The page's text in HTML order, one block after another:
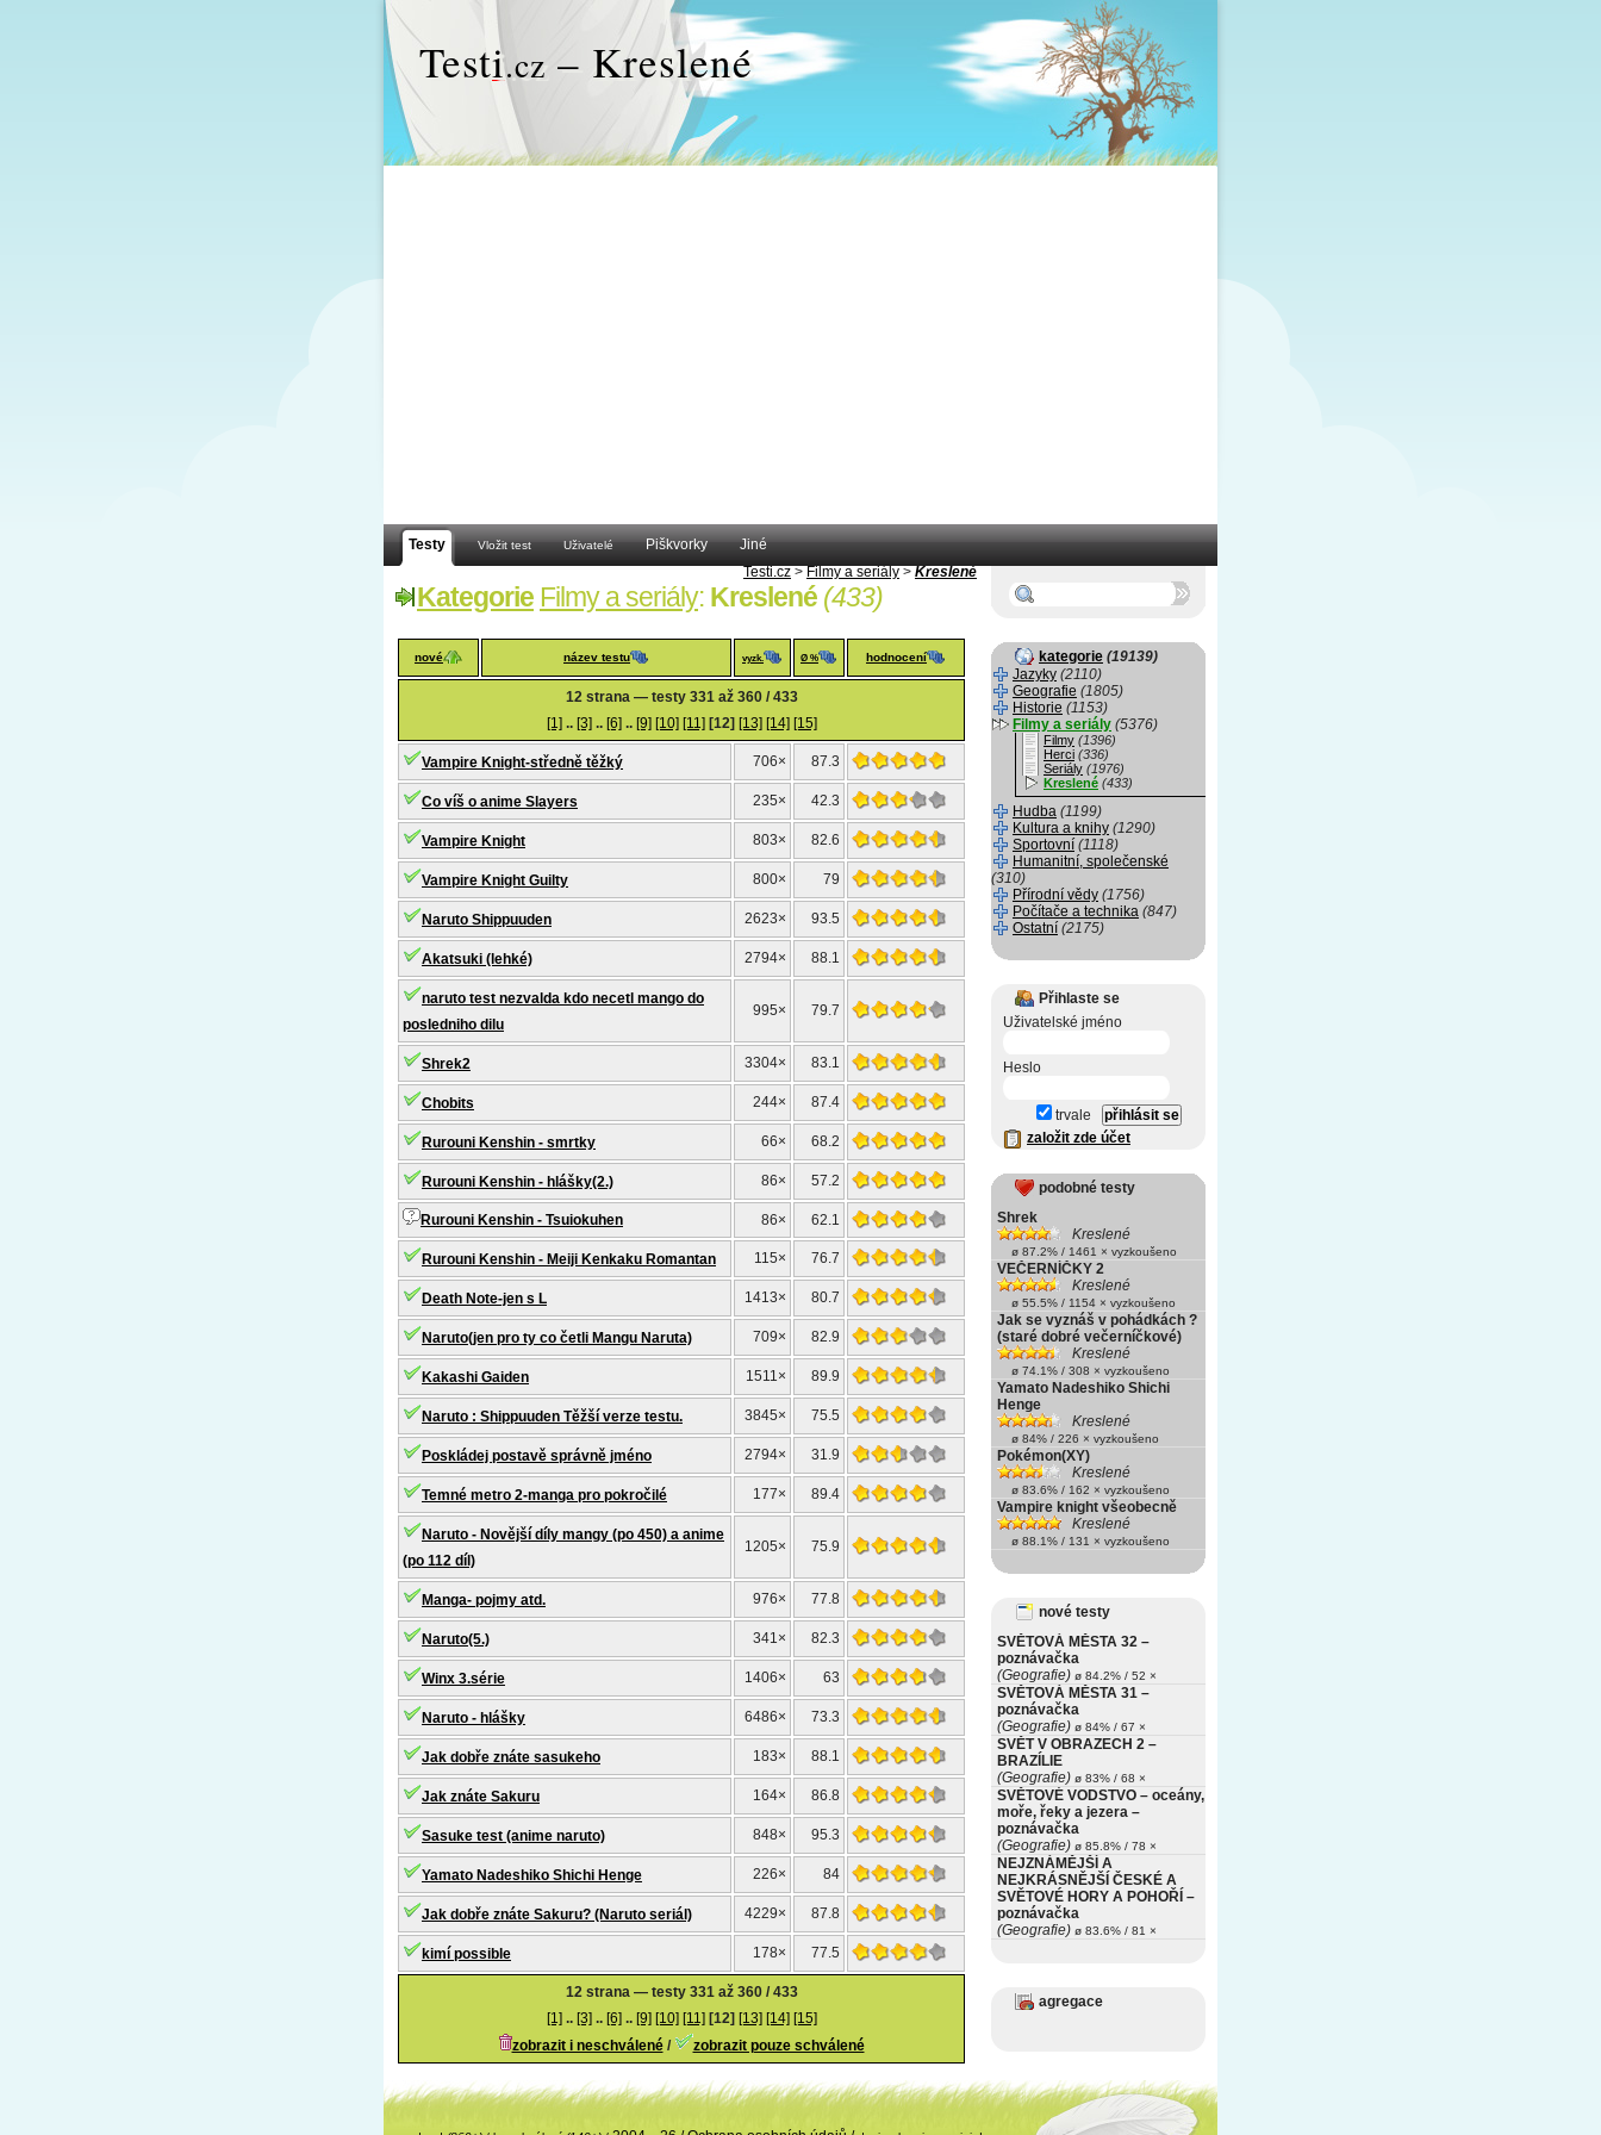
Testi.cz – Kreslené
Testy Vložit test Uživatelé Piškvorky
Jiné
Testi.cz > Filmy a seriály > Kreslené
Kategorie Filmy a seriály: Kreslené (433)
nové název testu vyzk. Ø % hodnocení
12 strana — testy 331 až 360 / 433
[1] .. [3] .. [6] .. [9] [10] [11] [12] [13] [14] [15]
Vampire Knight-středně těžký 706× 87.3
Co víš o anime Slayers 235× 42.3
Vampire Knight 803× 82.6
Vampire Knight Guilty 800× 79
Naruto Shippuuden 2623× 93.5
Akatsuki (lehké) 2794× 88.1
naruto test nezvalda kdo necetl mango do
posledniho dilu
995× 79.7
Shrek2 3304× 83.1
Chobits 244× 87.4
Rurouni Kenshin - smrtky 66× 68.2
Rurouni Kenshin - hlášky(2.) 86× 57.2
Rurouni Kenshin - Tsuiokuhen 86× 62.1
Rurouni Kenshin - Meiji Kenkaku Romantan 115× 76.7
Death Note-jen s L 1413× 80.7
Naruto(jen pro ty co četli Mangu Naruta) 709× 82.9
Kakashi Gaiden 1511× 89.9
Naruto : Shippuuden Těžší verze testu. 3845× 75.5
Poskládej postavě správně jméno 2794× 31.9
Temné metro 2-manga pro pokročilé 177× 89.4
Naruto - Novější díly mangy (po 450) a anime
(po 112 díl)
1205× 75.9
Manga- pojmy atd. 976× 77.8
Naruto(5.) 341× 82.3
Winx 3.série 1406× 63
Naruto - hlášky 6486× 73.3
Jak dobře znáte sasukeho 183× 88.1
Jak znáte Sakuru 164× 86.8
Sasuke test (anime naruto) 848× 95.3
Yamato Nadeshiko Shichi Henge 226× 84
Jak dobře znáte Sakuru? (Naruto seriál) 4229× 87.8
kimí possible 178× 77.5
12 strana — testy 331 až 360 / 433
[1] .. [3] .. [6] .. [9] [10] [11] [12] [13] [14] [15]
zobrazit i neschválené/ zobrazit pouze schválené
kategorie (19139)
Jazyky (2110)
Geografie (1805)
Historie (1153)
Filmy a seriály (5376)
Filmy (1396)
Herci (336)
Seriály (1976)
Kreslené (433)
Hudba (1199)
Kultura a knihy (1290)
Sportovní (1118)
Humanitní, společenské
(310)
Přírodní vědy (1756)
Počítače a technika (847)
Ostatní (2175)
Přihlaste se
Uživatelské jméno
Heslo
trvale
založit zde účet
podobné testy
Shrek
Kreslené
ø 87.2% / 1461 × vyzkoušeno
VEČERNÍČKY 2
Kreslené
ø 55.5% / 1154 × vyzkoušeno
Jak se vyznáš v pohádkách ?
(staré dobré večerníčkové)
Kreslené
ø 74.1% / 308 × vyzkoušeno
Yamato Nadeshiko Shichi
Henge
Kreslené
ø 84% / 226 × vyzkoušeno
Pokémon(XY)
Kreslené
ø 83.6% / 162 × vyzkoušeno
Vampire knight všeobecně
Kreslené
ø 88.1% / 131 × vyzkoušeno
nové testy
SVĚTOVÁ MĚSTA 32 –
poznávačka
(Geografie) ø 84.2% / 52 ×
SVĚTOVÁ MĚSTA 31 –
poznávačka
(Geografie) ø 84% / 67 ×
SVĚT V OBRAZECH 2 –
BRAZÍLIE
(Geografie) ø 83% / 68 ×
SVĚTOVÉ VODSTVO – oceány,
moře, řeky a jezera –
poznávačka
(Geografie) ø 85.8% / 78 ×
NEJZNÁMĚJŠÍ A
NEJKRÁSNĚJŠÍ ČESKÉ A
SVĚTOVÉ HORY A POHOŘÍ –
poznávačka
(Geografie) ø 83.6% / 81 ×
agregace